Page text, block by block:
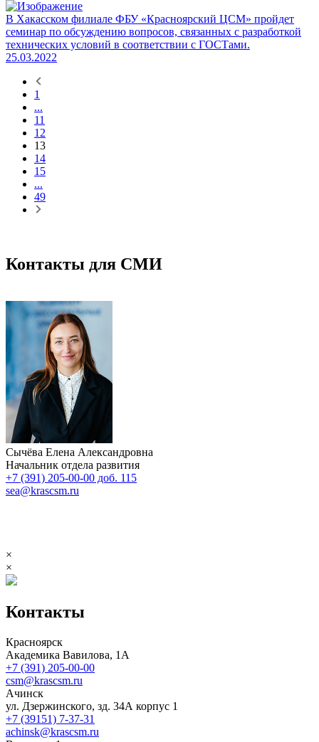
В Хакасском филиале ФБУ «Красноярский ЦСМ» пройдет
семинар по обсуждению вопросов, связанных с разработкой
технических условий в соответствии с ГОСТами.
25.03.2022
1
...
11
12
13
14
15
...
49
Контакты для СМИ
Сычёва Елена Александровна
Начальник отдела развития
+7 (391) 205-00-00 доб. 115
sea@krascsm.ru
×
×
Контакты
Красноярск
Академика Вавилова, 1А
+7 (391) 205-00-00
csm@krascsm.ru
Ачинск
ул. Дзержинского, зд. 34А корпус 1
+7 (39151) 7-37-31
achinsk@krascsm.ru